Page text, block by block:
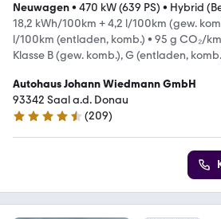
Neuwagen• 470 kW (639 PS) • Hybrid
18,2 kWh/100km + 4,2 l/100km (gew.
l/100km (entladen, komb.) • 95 g CO₂/
Klasse B (gew. komb.), G (entladen,
Autohaus Johann Wiedmann GmbH
93342 Saal a.d. Donau
4.5 Sterne
(209)